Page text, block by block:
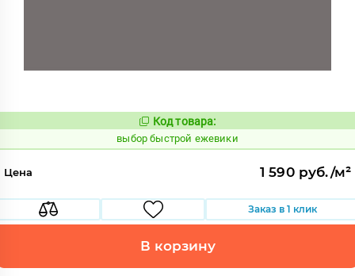
Код:
251024
Код товара:
выбор быстрой ежевики
Цена 1 590 руб./м²
Заказ в 1 клик
В корзину